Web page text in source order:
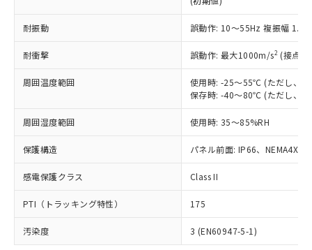
耐振動 誤動作: 10～55Hz 複振幅
耐衝撃 誤動作: 最大1000m/s2 (接点
周囲温度範囲
使用時: -25～55℃ (ただし、氷
保存時: -40～80℃ (ただし、氷
周囲湿度範囲 使用時: 35～85%RH
保護構造 パネル前面: IP66、NEMA4X,
感電保護クラス Class II
PTI（トラッキング特性） 175
汚染度 3 (EN60947-5-1)
正式な納期状況および標準価格はお客
様のお取引先、またはお客様担当のオ
オムロン制御機器販売店や当社販売拠
販売ネットワーク
」をご確認
在庫状況および標準価格結果を当社の
事前の承諾なく第三者に漏洩または開
示しないようお願いします。
マイパーツ機能（部品リスト作成サー
ビス）をご利用いただくには、I-Web
メンバーズにご登録されている必要が
あります。
登録された部品リストについて、当社
(PBDE) 1000ppm以下、フタル酸ビス(2-エチルヘキシ
ル) (DEHP)(別名：DOP) 1000ppm以下、フタル酸ブチ
ルベンジル（BBP） 1000ppm以下、フタル酸ジブチル
（DBP） 1000ppm以下、フタル酸ジイソブチル
但し、RoHS指令で産業用監視および制御機器に対する
フタル酸エステル類の４物質については閾値を超える意
図的な使用がないことを確認しています。
※2 対応予定月
部品在庫の切り替え状況などにより、予定
月が前後することがあります。
※3 非含有証明書ダウンロード
ニル類) : 1000ppm、 PBDEs(ポリ臭化ジフェニルエーテ
DBP(フタル酸ジブチル) : 1000ppm、 DIBP(フタル酸ジ
DEHP(フタル酸ビス(2-エチルヘキシル)) : 1000ppm
「ｅ」：有害物質（10物質）のすべてが基
準値以下であることを示します。
「10」：通常の使用状況下において有害物
質が外部に漏えいし、環境に深刻な影響を
及ぼさない年数を意味します。
「－」：未確認です。当社販売部門へお問
当社は規制貨物を破棄する場合は、完
全に破砕するなど、違法に輸出されな
いよう必要な手段を講じます。
当社は貴社製品を、核兵器、ミサイ
ル、化学兵器、生物兵器またはその他
武器並びにこれらの製造装置等に一切
当社は、貴社製品を第三者に販売する
場合は、上記1、2および3の内容を当
該第三者に通知します。また当社は、
販売先および販売に係わる関係者が違
法に輸出するおそれがある場合は、取
り引きをいたしません。
一定数以上の在庫あり
一定数には満たないが在庫あり
いては、お客様のお取引先、ま
たはお客様担当のオムロン制御
機器販売店・当社販売員にご確
白
受注生産機種、また在庫状況の
情報を公開していない機種